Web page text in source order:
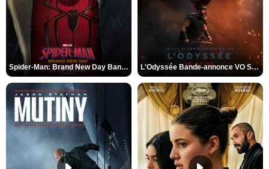
Spider-Man: Brand New Day Bande-annonce VO STFR L'Odyssée Bande-annonce VO STFR